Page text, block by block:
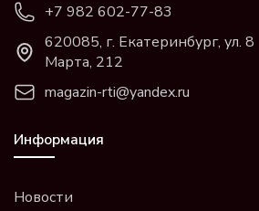
+7 982 602-77-83
620085, г. Екатеринбург, ул. 8
Марта, 212
magazin-rti@yandex.ru
Информация
Новости